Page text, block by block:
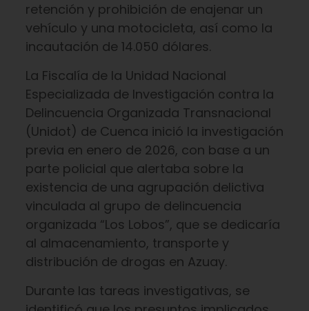
retención y prohibición de enajenar un
vehículo y una motocicleta, así como la
incautación de 14.050 dólares.
La Fiscalía de la Unidad Nacional
Especializada de Investigación contra la
Delincuencia Organizada Transnacional
(Unidot) de Cuenca inició la investigación
previa en enero de 2026, con base a un
parte policial que alertaba sobre la
existencia de una agrupación delictiva
vinculada al grupo de delincuencia
organizada “Los Lobos”, que se dedicaría
al almacenamiento, transporte y
distribución de drogas en Azuay.
Durante las tareas investigativas, se